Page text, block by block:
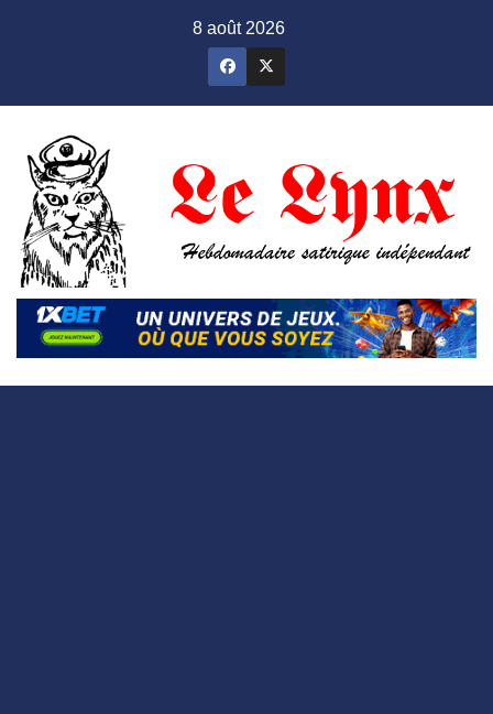
8 août 2026